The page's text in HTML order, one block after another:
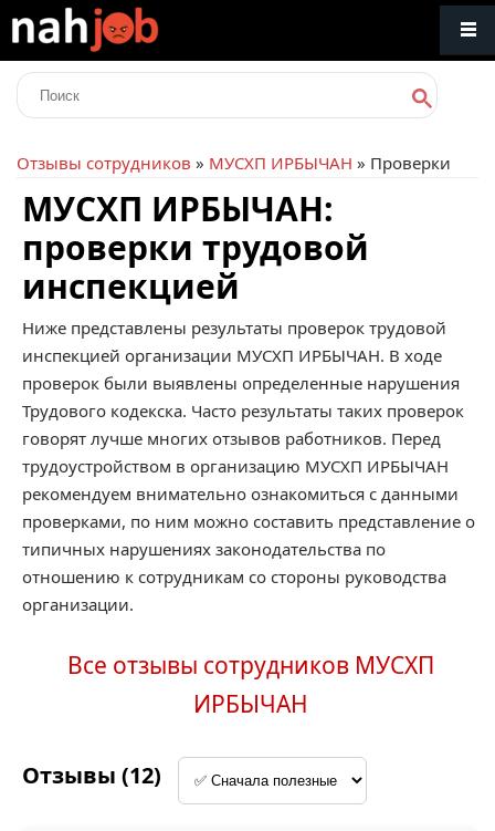
Отзывы сотрудников » МУСХП ИРБЫЧАН » Проверки
МУСХП ИРБЫЧАН:
проверки трудовой
инспекцией
Ниже представлены результаты проверок трудовой
инспекцией организации МУСХП ИРБЫЧАН. В ходе
проверок были выявлены определенные нарушения
Трудового кодекска. Часто результаты таких проверок
говорят лучше многих отзывов работников. Перед
трудоустройством в организацию МУСХП ИРБЫЧАН
рекомендуем внимательно ознакомиться с данными
проверками, по ним можно составить представление о
типичных нарушениях законодательства по
отношению к сотрудникам со стороны руководства
организации.
Все отзывы сотрудников МУСХП
ИРБЫЧАН
Отзывы (12)